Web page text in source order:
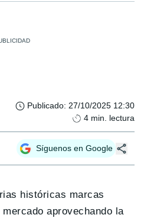
Publicado: 27/10/2025 12:30
4 min. lectura
Síguenos en Google
históricas marcas
aprovechando la